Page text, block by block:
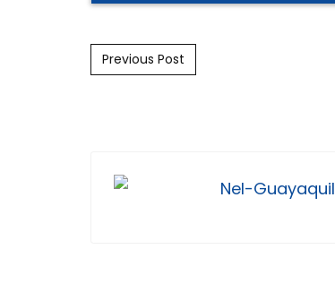
Post navigation
Previous Post
Nel-Guayaquil